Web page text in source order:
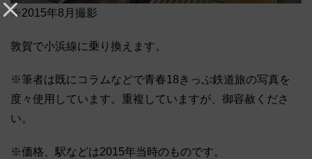
※2015年8月撮影
敦賀で小浜線に乗り換えます。
※筆者は既にコラムなどで青春18きっぷ鉄道旅の写真を
度々使用しています。重複していますが、御容赦くださ
い。
※価格、駅などは2015年当時のものです。